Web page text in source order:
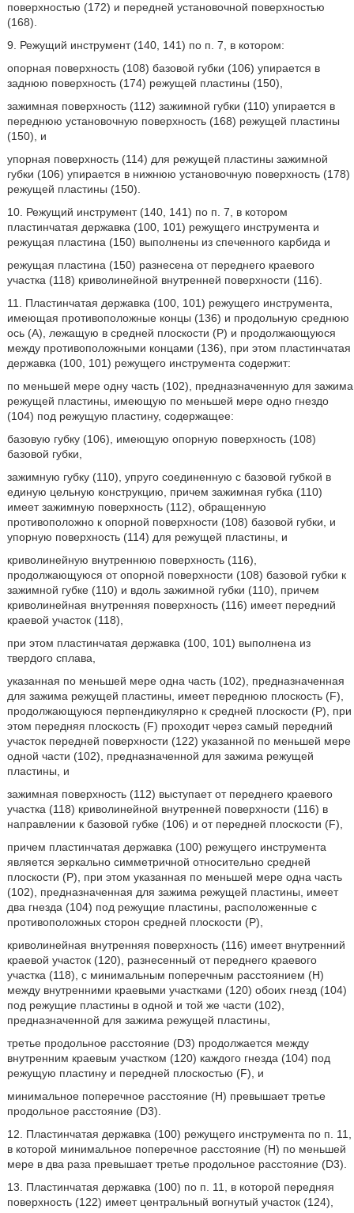
поверхностью (172) и передней установочной поверхностью
(168).
9. Режущий инструмент (140, 141) по п. 7, в котором:
опорная поверхность (108) базовой губки (106) упирается в
заднюю поверхность (174) режущей пластины (150),
зажимная поверхность (112) зажимной губки (110) упирается в
переднюю установочную поверхность (168) режущей пластины
(150), и
упорная поверхность (114) для режущей пластины зажимной
губки (106) упирается в нижнюю установочную поверхность (178)
режущей пластины (150).
10. Режущий инструмент (140, 141) по п. 7, в котором
пластинчатая державка (100, 101) режущего инструмента и
режущая пластина (150) выполнены из спеченного карбида и
режущая пластина (150) разнесена от переднего краевого
участка (118) криволинейной внутренней поверхности (116).
11. Пластинчатая державка (100, 101) режущего инструмента,
имеющая противоположные концы (136) и продольную среднюю
ось (А), лежащую в средней плоскости (Р) и продолжающуюся
между противоположными концами (136), при этом пластинчатая
державка (100, 101) режущего инструмента содержит:
по меньшей мере одну часть (102), предназначенную для зажима
режущей пластины, имеющую по меньшей мере одно гнездо
(104) под режущую пластину, содержащее:
базовую губку (106), имеющую опорную поверхность (108)
базовой губки,
зажимную губку (110), упруго соединенную с базовой губкой в
единую цельную конструкцию, причем зажимная губка (110)
имеет зажимную поверхность (112), обращенную
противоположно к опорной поверхности (108) базовой губки, и
упорную поверхность (114) для режущей пластины, и
криволинейную внутреннюю поверхность (116),
продолжающуюся от опорной поверхности (108) базовой губки к
зажимной губке (110) и вдоль зажимной губки (110), причем
криволинейная внутренняя поверхность (116) имеет передний
краевой участок (118),
при этом пластинчатая державка (100, 101) выполнена из
твердого сплава,
указанная по меньшей мере одна часть (102), предназначенная
для зажима режущей пластины, имеет переднюю плоскость (F),
продолжающуюся перпендикулярно к средней плоскости (P), при
этом передняя плоскость (F) проходит через самый передний
участок передней поверхности (122) указанной по меньшей мере
одной части (102), предназначенной для зажима режущей
пластины, и
зажимная поверхность (112) выступает от переднего краевого
участка (118) криволинейной внутренней поверхности (116) в
направлении к базовой губке (106) и от передней плоскости (F),
причем пластинчатая державка (100) режущего инструмента
является зеркально симметричной относительно средней
плоскости (Р), при этом указанная по меньшей мере одна часть
(102), предназначенная для зажима режущей пластины, имеет
два гнезда (104) под режущие пластины, расположенные с
противоположных сторон средней плоскости (Р),
криволинейная внутренняя поверхность (116) имеет внутренний
краевой участок (120), разнесенный от переднего краевого
участка (118), с минимальным поперечным расстоянием (Н)
между внутренними краевыми участками (120) обоих гнезд (104)
под режущие пластины в одной и той же части (102),
предназначенной для зажима режущей пластины,
третье продольное расстояние (D3) продолжается между
внутренним краевым участком (120) каждого гнезда (104) под
режущую пластину и передней плоскостью (F), и
минимальное поперечное расстояние (H) превышает третье
продольное расстояние (D3).
12. Пластинчатая державка (100) режущего инструмента по п. 11,
в которой минимальное поперечное расстояние (Н) по меньшей
мере в два раза превышает третье продольное расстояние (D3).
13. Пластинчатая державка (100) по п. 11, в которой передняя
поверхность (122) имеет центральный вогнутый участок (124),